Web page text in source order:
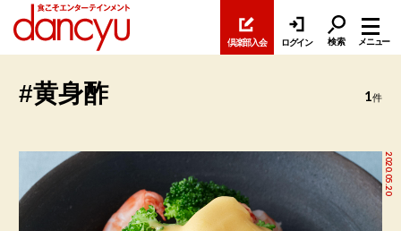
倶楽部入会 ログイン 検索 メニュー
#黄身酢 1件
2020.05.20